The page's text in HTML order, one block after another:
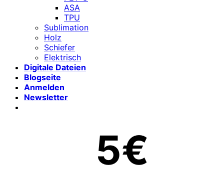
ASA
TPU
Sublimation
Holz
Schiefer
Elektrisch
Digitale Dateien
Blogseite
Anmelden
Newsletter
5€